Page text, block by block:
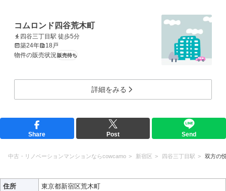
コムロンド四谷荒木町
四谷三丁目駅 徒歩5分
築24年
18戸
物件の販売状況販売待ち
詳細をみる
Share Post Send
中古・リノベーションマンションならcowcamo 新宿区 四谷三丁目駅 双方の
住所
東京都新宿区荒木町